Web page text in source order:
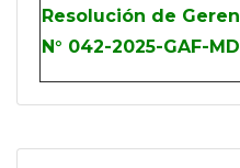
Resolución de
N° 042-2025-GAF-